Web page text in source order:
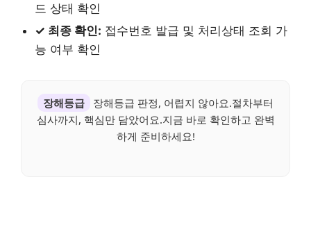
드 상태 확인
✓ 최종 확인: 접수번호 발급 및 처리상태 조회 가
능 여부 확인
장해등급
장해등급 판정, 어렵지 않아요.절차부터
심사까지, 핵심만 담았어요.지금 바로 확인하고 완벽
하게 준비하세요!